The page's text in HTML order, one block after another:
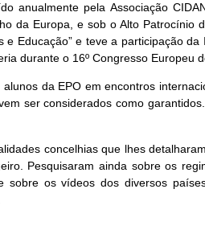
anualmente pela Associação
da Europa, e sob o Alto
Educação” e teve a participação
durante o 16º Congresso Europeu
da EPO em encontros
ser considerados como
concelhias que lhes
Pesquisaram ainda sobre os
os vídeos dos diversos